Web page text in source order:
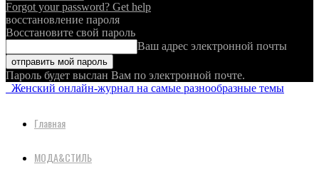
Forgot your password? Get help
восстановление пароля
Восстановите свой пароль
Ваш адрес электронной почты
Пароль будет выслан Вам по электронной почте.
Женский онлайн-журнал на самые разнообразные темы
Главная
МОДА&СТИЛЬ